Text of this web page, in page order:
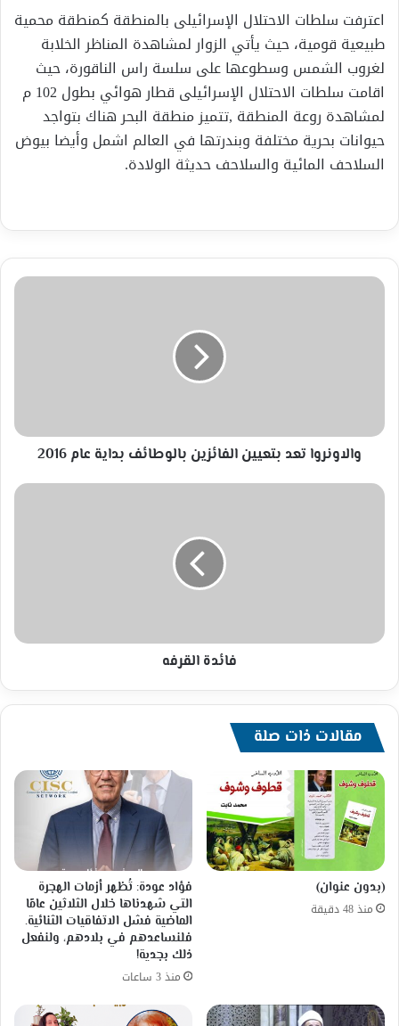
اعترفت سلطات الاحتلال الإسرائيلى بالمنطقة كمنطقة محمية
طبيعية قومية، حيث يأتي الزوار لمشاهدة المناظر الخلابة
لغروب الشمس وسطوعها على سلسة راس الناقورة، حيث
اقامت سلطات الاحتلال الإسرائيلى قطار هوائي بطول 102 م
لمشاهدة روعة المنطقة ,تتميز منطقة البحر هناك بتواجد
حيوانات بحرية مختلفة وبندرتها في العالم اشمل وأيضا بيوض
السلاحف المائية والسلاحف حديثة الولادة.
والاونروا
والاونروا تعد بتعيين الفائزين بالوطائف بداية عام 2016
فائدة
فائدة القرفه
مقالات ذات صلة
(بدون عنوان)
منذ 48 دقيقة
فؤاد عودة: تُظهر أزمات الهجرة
التي شهدناها خلال الثلاثين عامًا
الماضية فشل الاتفاقيات الثنائية.
فلنساعدهم في بلادهم، ولنفعل
ذلك بجدية!
منذ 3 ساعات